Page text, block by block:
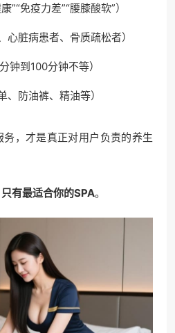
”“免疫力差”“腰膝酸软”）
心脏病患者、骨质疏松者）
分钟到100分钟不等）
、防油裤、精油等）
务，才是真正对用户负责的养生
有最适合你的SPA。